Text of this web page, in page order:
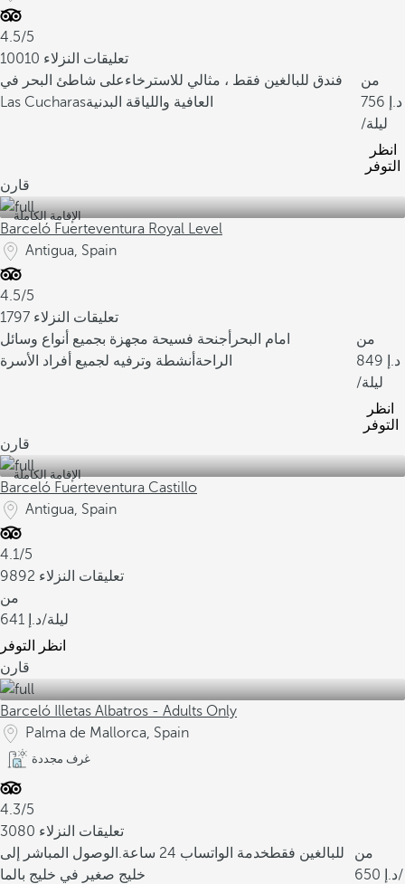
4.5/5
10010 تعليقات النزلاء
فندق للبالغين فقط ، مثالي للاسترخاءعلى شاطئ البحر في
Las Cucharasالعافية واللياقة البدنية
من
756
/ليلة
انظر
التوفر
قارن
الإقامة الكاملة
Barceló Fuerteventura Royal Level
Antigua, Spain
4.5/5
1797 تعليقات النزلاء
امام البحر أجنحة فسيحة مجهزة بجميع أنواع وسائل
الراحة أنشطة وترفيه لجميع أفراد الأسرة
من
849
/ليلة
انظر
التوفر
قارن
الإقامة الكاملة
Barceló Fuerteventura Castillo
Antigua, Spain
4.1/5
9892 تعليقات النزلاء
من
641
/ليلة
انظر التوفر
قارن
Barceló Illetas Albatros - Adults Only
Palma de Mallorca, Spain
غرف مجددة
4.3/5
3080 تعليقات النزلاء
للبالغين فقطخدمة الواتساب 24 ساعة.
الوصول المباشر إلى
خليج صغير في خليج بالما
من
650
/